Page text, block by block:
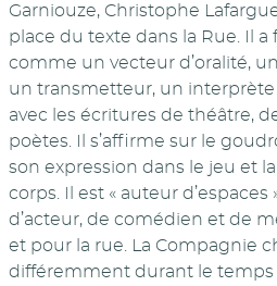
Garniouze, Christophe
place du texte dans la Rue. Il a
comme un vecteur d’oralité,
un transmetteur, un
avec les écritures de théâtre,
poètes. Il s’affirme sur le
son expression dans le jeu et
corps. Il est « auteur d’espaces
d’acteur, de comédien et de
et pour la rue. La Compagnie
différemment durant le temps